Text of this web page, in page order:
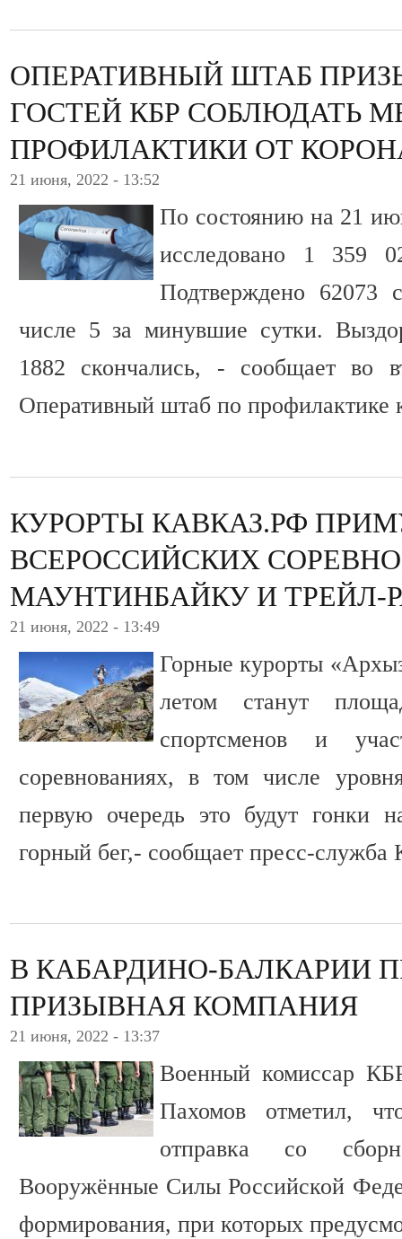
ОПЕРАТИВНЫЙ ШТАБ
ГОСТЕЙ КБР СОБЛЮДАТЬ
ПРОФИЛАКТИКИ ОТ
21 июня, 2022 - 13:52
По состоянию на 21
исследовано 1 359
Подтверждено 62073
числе 5 за минувшие сутки.
1882 скончались, - сообщает во
Оперативный штаб по профилактике
КУРОРТЫ КАВКАЗ.РФ
ВСЕРОССИЙСКИХ
МАУНТИНБАЙКУ И ТРЕЙЛ-
21 июня, 2022 - 13:49
Горные курорты
летом станут
спортсменов и
соревнованиях, в том числе
первую очередь это будут гонки
горный бег,- сообщает пресс-служба
В КАБАРДИНО-БАЛКАРИИ
ПРИЗЫВНАЯ КОМПАНИЯ
21 июня, 2022 - 13:37
Военный комиссар
Пахомов отметил,
отправка со
Вооружённые Силы Российской
формирования, при которых